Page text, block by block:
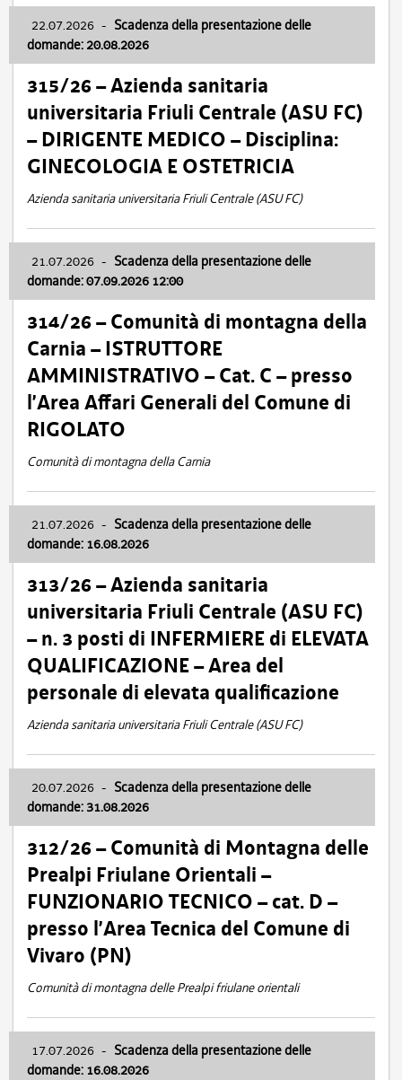
22.07.2026 - Scadenza della presentazione delle
domande: 20.08.2026
315/26 – Azienda sanitaria
universitaria Friuli Centrale (ASU FC)
– DIRIGENTE MEDICO – Disciplina:
GINECOLOGIA E OSTETRICIA
Azienda sanitaria universitaria Friuli Centrale (ASU FC)
21.07.2026 - Scadenza della presentazione delle
domande: 07.09.2026 12:00
314/26 – Comunità di montagna della
Carnia – ISTRUTTORE
AMMINISTRATIVO – Cat. C – presso
l’Area Affari Generali del Comune di
RIGOLATO
Comunità di montagna della Carnia
21.07.2026 - Scadenza della presentazione delle
domande: 16.08.2026
313/26 – Azienda sanitaria
universitaria Friuli Centrale (ASU FC)
– n. 3 posti di INFERMIERE di ELEVATA
QUALIFICAZIONE – Area del
personale di elevata qualificazione
Azienda sanitaria universitaria Friuli Centrale (ASU FC)
20.07.2026 - Scadenza della presentazione delle
domande: 31.08.2026
312/26 – Comunità di Montagna delle
Prealpi Friulane Orientali –
FUNZIONARIO TECNICO – cat. D –
presso l’Area Tecnica del Comune di
Vivaro (PN)
Comunità di montagna delle Prealpi friulane orientali
17.07.2026 - Scadenza della presentazione delle
domande: 16.08.2026